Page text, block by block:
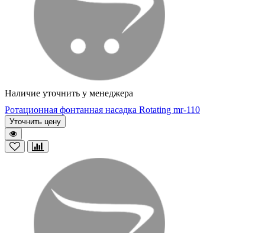
Наличие уточнить у менеджера
Ротационная фонтанная насадка Rotating mr-110
Уточнить цену